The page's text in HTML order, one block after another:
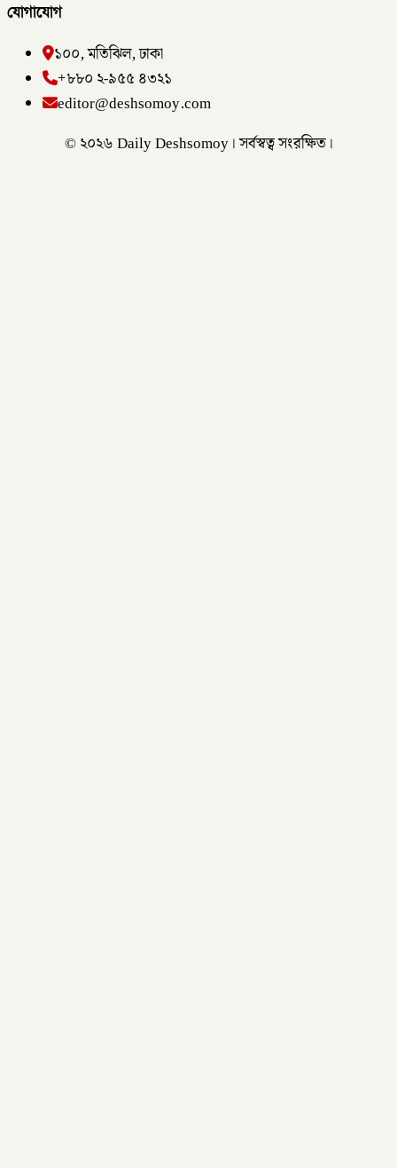
যোগাযোগ
১০০, মতিঝিল, ঢাকা
+৮৮০ ২-৯৫৫ ৪৩২১
editor@deshsomoy.com
© ২০২৬ Daily Deshsomoy। সর্বস্বত্ব সংরক্ষিত।